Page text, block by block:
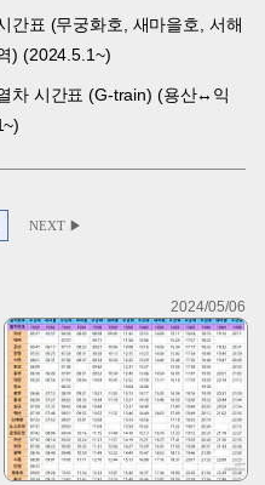
간표 (무궁화호, 새마을호, 서해
) (2024.5.1~)
차 시간표 (G-train) (용산↔익
NEXT ▶
2024/05/06